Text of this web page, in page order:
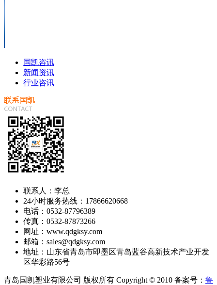
国凯咨讯
新闻资讯
行业咨讯
联系人：李总
24小时服务热线：17866620668
电话：0532-87796389
传真：0532-87873266
网址：www.qdgksy.com
邮箱：sales@qdgksy.com
地址：山东省青岛市即墨区青岛蓝谷高新技术产业开发
区华彩路56号
青岛国凯塑业有限公司 版权所有 Copyright © 2010 备案号： 鲁